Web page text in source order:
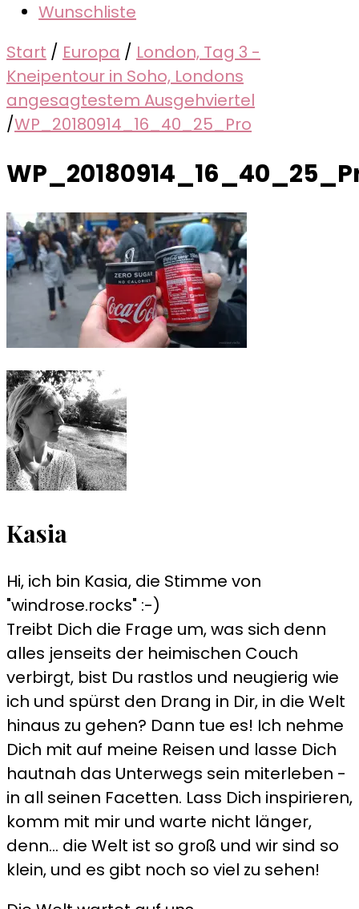
Wunschliste
Start / Europa / London, Tag 3 -
Kneipentour in Soho, Londons
angesagtestem Ausgehviertel
/WP_20180914_16_40_25_Pro
Kasia
Hi, ich bin Kasia, die Stimme von
"windrose.rocks" :-)
Treibt Dich die Frage um, was sich denn
alles jenseits der heimischen Couch
verbirgt, bist Du rastlos und neugierig wie
ich und spürst den Drang in Dir, in die Welt
hinaus zu gehen? Dann tue es! Ich nehme
Dich mit auf meine Reisen und lasse Dich
hautnah das Unterwegs sein miterleben -
in all seinen Facetten. Lass Dich inspirieren,
komm mit mir und warte nicht länger,
denn... die Welt ist so groß und wir sind so
klein, und es gibt noch so viel zu sehen!